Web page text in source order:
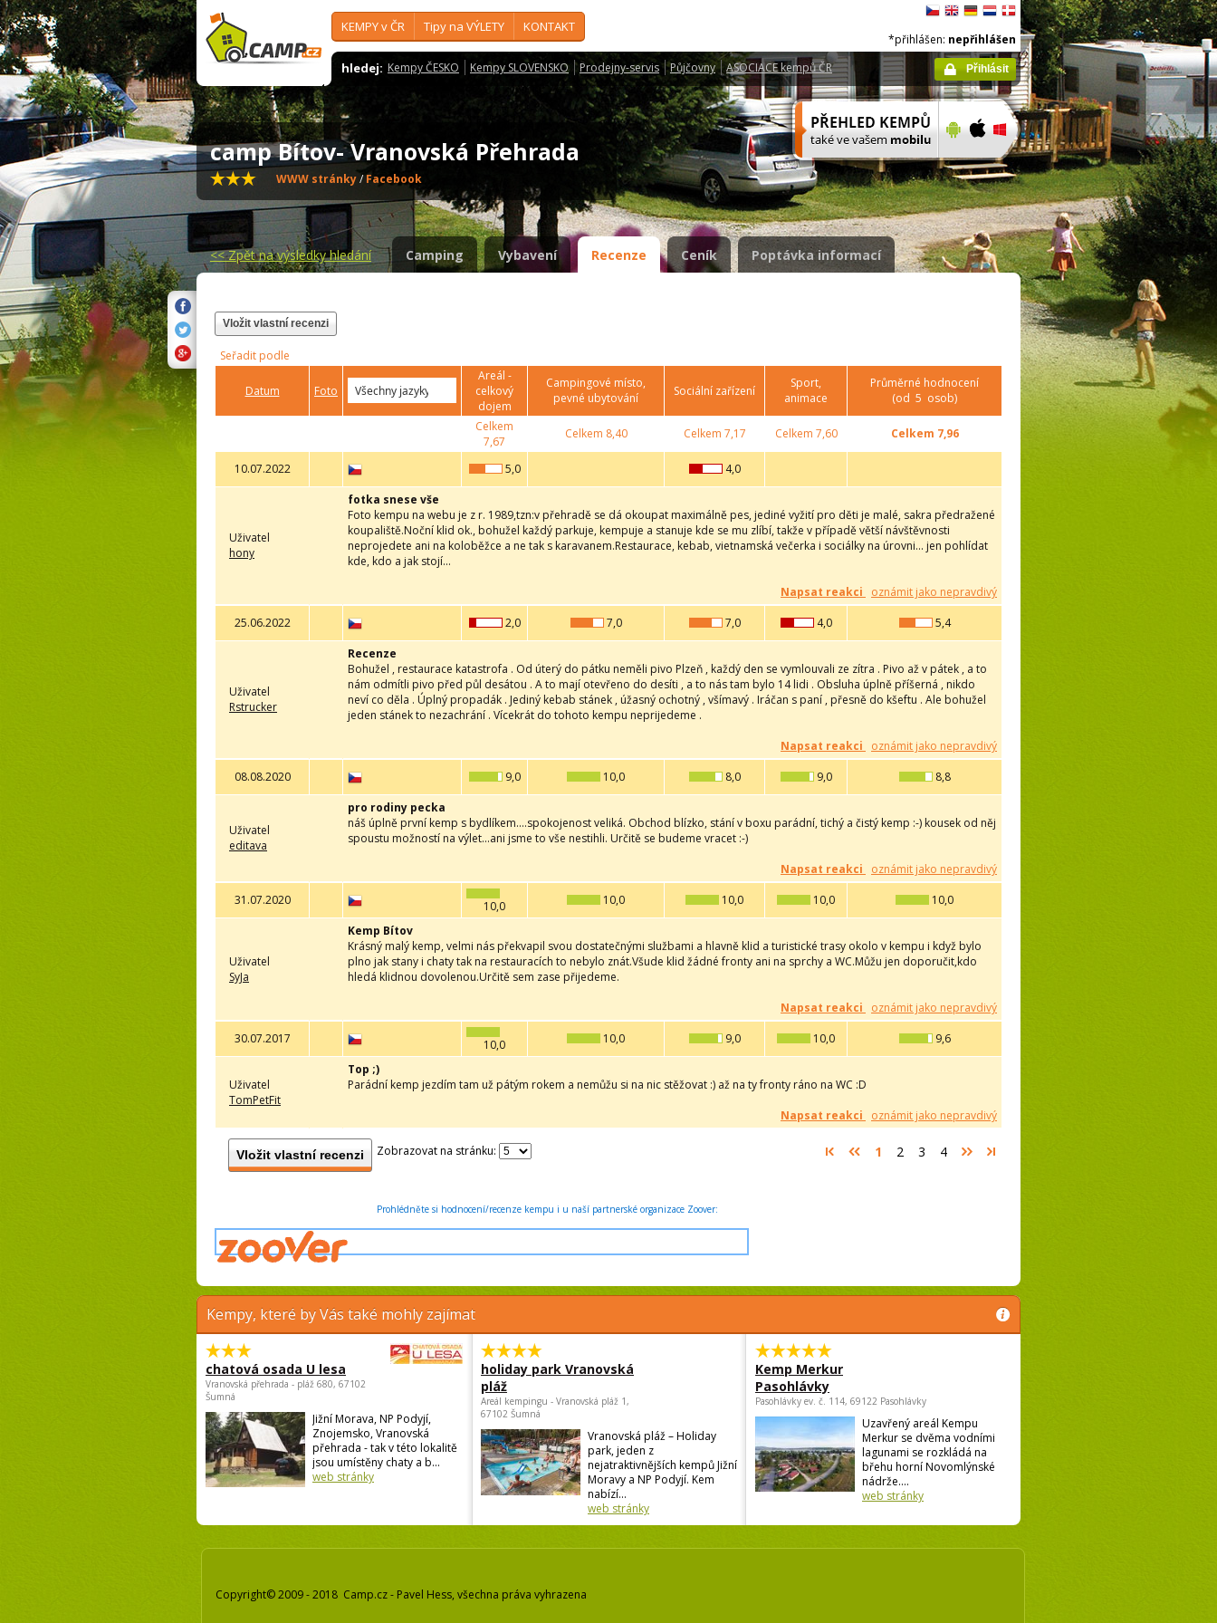
KEMPY v ČR Tipy na VÝLETY KONTAKT
hledej: Kempy ČESKO Kempy SLOVENSKO Prodejny-servis Půjčovny ASOCIACE kempů ČR
*přihlášen: nepřihlášen
Přihlásit
camp Bítov- Vranovská Přehrada
WWW stránky/Facebook
<<Zpět na výsledky hledání Camping Vybavení Recenze Ceník Poptávka informací
Vložit vlastní recenzi
Seřadit podle
Datum Foto
Areál -
celkový
dojem
Campingové místo,
pevné ubytování
Sociální zařízení
Sport,
animace
Průměrné hodnocení
(od 5 osob)
Celkem
7,67
Celkem 8,40 Celkem 7,17 Celkem 7,60 Celkem 7,96
10.07.2022 5,0 4,0
Uživatel
hony
fotka snese vše
Foto kempu na webu je z r. 1989,tzn:v přehradě se dá okoupat maximálně pes, jediné vyžití pro děti je malé, sakra předražené
koupaliště.Noční klid ok., bohužel každý parkuje, kempuje a stanuje kde se mu zlíbí, takže v případě větší návštěvnosti
neprojedete ani na koloběžce a ne tak s karavanem.Restaurace, kebab, vietnamská večerka i sociálky na úrovni... jen pohlídat
kde, kdo a jak stojí...
Napsat reakci
oznámit jako nepravdivý
25.06.2022
2,0 7,0 7,0 4,0 5,4
Uživatel
Rstrucker
Recenze
Bohužel , restaurace katastrofa . Od úterý do pátku neměli pivo Plzeň , každý den se vymlouvali ze zítra . Pivo až v pátek , a to
nám odmítli pivo před půl desátou . A to mají otevřeno do desíti , a to nás tam bylo 14 lidi . Obsluha úplně příšerná , nikdo
neví co děla . Úplný propadák . Jediný kebab stánek , úžasný ochotný , všímavý . Iráčan s paní , přesně do kšeftu . Ale bohužel
jeden stánek to nezachrání . Vícekrát do tohoto kempu neprijedeme .
Napsat reakci
oznámit jako nepravdivý
08.08.2020
9,0 10,0 8,0 9,0 8,8
Uživatel
editava
pro rodiny pecka
náš úplně první kemp s bydlíkem....spokojenost veliká. Obchod blízko, stání v boxu parádní, tichý a čistý kemp :-) kousek od něj
spoustu možností na výlet...ani jsme to vše nestihli. Určitě se budeme vracet :-)
Napsat reakci
oznámit jako nepravdivý
31.07.2020
10,0 10,0 10,0 10,0 10,0
Uživatel
SyJa
Kemp Bítov
Krásný malý kemp, velmi nás překvapil svou dostatečnými službami a hlavně klid a turistické trasy okolo v kempu i když bylo
plno jak stany i chaty tak na restauracích to nebylo znát.Všude klid žádné fronty ani na sprchy a WC.Můžu jen doporučit,kdo
hledá klidnou dovolenou.Určitě sem zase přijedeme.
Napsat reakci
oznámit jako nepravdivý
30.07.2017
10,0 10,0 9,0 10,0 9,6
Uživatel
TomPetFit
Top ;)
Parádní kemp jezdím tam už pátým rokem a nemůžu si na nic stěžovat :) až na ty fronty ráno na WC :D
Napsat reakci
oznámit jako nepravdivý
Vložit vlastní recenzi Zobrazovat na stránku: 1 2 3 4
Prohlédněte si hodnocení/recenze kempu i u naší partnerské organizace Zoover:
Kempy, které by Vás také mohly zajímat
chatová osada U lesa
Vranovská přehrada - pláž 680, 67102
Šumná
Jižní Morava, NP Podyjí,
Znojemsko, Vranovská
přehrada - tak v této lokalitě
jsou umístěny chaty a b...
web stránky
holiday park Vranovská
pláž
Areál kempingu - Vranovská pláž 1,
67102 Šumná
Vranovská pláž – Holiday
park, jeden z
nejatraktivnějších kempů Jižní
Moravy a NP Podyjí. Kem
nabízí...
web stránky
Kemp Merkur
Pasohlávky
Pasohlávky ev. č. 114, 69122 Pasohlávky
Uzavřený areál Kempu
Merkur se dvěma vodními
lagunami se rozkládá na
břehu horní Novomlýnské
nádrže....
web stránky
Copyright© 2009 - 2018 Camp.cz - Pavel Hess, všechna práva vyhrazena